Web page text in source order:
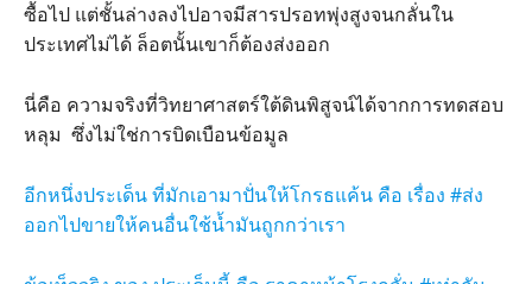
ซื้อไป แต่ชั้นล่างลงไปอาจมีสารปรอทพุ่งสูงจนกลั่นใน
ประเทศไม่ได้ ล็อตนั้นเขาก็ต้องส่งออก
นี่คือ ความจริงที่วิทยาศาสตร์ใต้ดินพิสูจน์ได้จากการทดสอบ
หลุม ซึ่งไม่ใช่การบิดเบือนข้อมูล
อีกหนึ่งประเด็น ที่มักเอามาปั่นให้โกรธแค้น คือ เรื่อง #ส่ง
ออกไปขายให้คนอื่นใช้น้ำมันถูกกว่าเรา